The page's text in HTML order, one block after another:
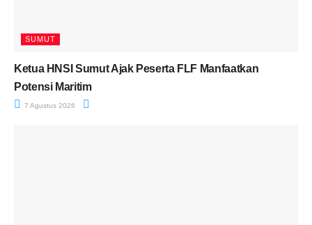
SUMUT
Ketua HNSI Sumut Ajak Peserta FLF Manfaatkan
Potensi Maritim
7 Agustus 2026